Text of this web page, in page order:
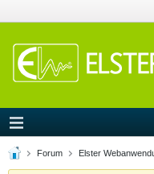
Forum Elster